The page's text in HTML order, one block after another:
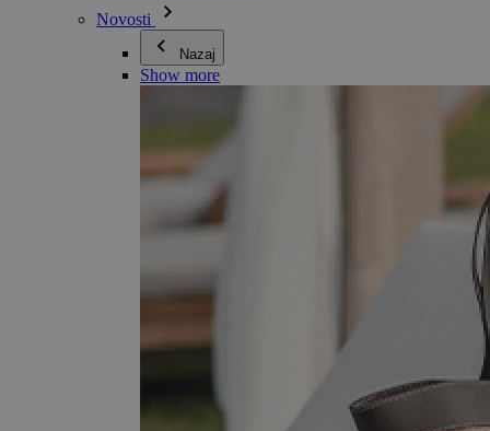
Novosti
Nazaj
Show more